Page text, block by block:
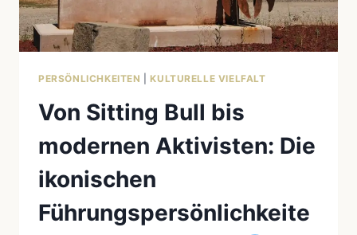
PERSÖNLICHKEITEN |KULTURELLE VIELFALT
Von Sitting Bull bis
modernen Aktivisten: Die
ikonischen
Führungspersönlichkeite